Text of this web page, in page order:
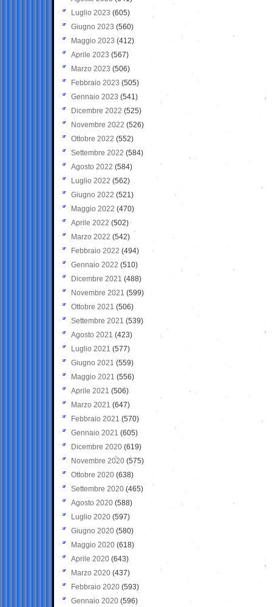
Luglio 2023 (605)
Giugno 2023 (560)
Maggio 2023 (412)
Aprile 2023 (567)
Marzo 2023 (506)
Febbraio 2023 (505)
Gennaio 2023 (541)
Dicembre 2022 (525)
Novembre 2022 (526)
Ottobre 2022 (552)
Settembre 2022 (584)
Agosto 2022 (584)
Luglio 2022 (562)
Giugno 2022 (521)
Maggio 2022 (470)
Aprile 2022 (502)
Marzo 2022 (542)
Febbraio 2022 (494)
Gennaio 2022 (510)
Dicembre 2021 (488)
Novembre 2021 (599)
Ottobre 2021 (506)
Settembre 2021 (539)
Agosto 2021 (423)
Luglio 2021 (577)
Giugno 2021(559)
Maggio 2021 (556)
Aprile 2021 (506)
Marzo 2021 (647)
Febbraio 2021 (570)
Gennaio 2021 (605)
Dicembre 2020 (619)
Novembre 2020 (575)
Ottobre 2020 (638)
Settembre 2020(465)
Agosto 2020 (588)
Luglio 2020 (597)
Giugno 2020 (580)
Maggio 2020 (618)
Aprile 2020 (643)
Marzo 2020 (437)
Febbraio 2020 (593)
Gennaio 2020 (596)